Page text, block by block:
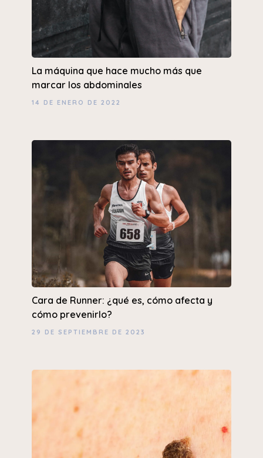
La máquina que hace mucho más que
marcar los abdominales
14 DE ENERO DE 2022
Cara de Runner: ¿qué es, cómo afecta y
cómo prevenirlo?
29 DE SEPTIEMBRE DE 2023